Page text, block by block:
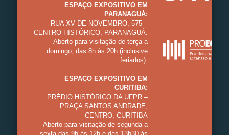
ESPAÇO EXPOSITIVO EM
PARANAGUÁ:
RUA XV DE NOVEMBRO, 575 –
CENTRO HISTÓRICO, PARANAGUÁ.
Aberto para visitação de terça a
domingo, das 8h às 20h (inclusive
feriados).
ESPAÇO EXPOSITIVO EM
CURITIBA:
PRÉDIO HISTÓRICO DA UFPR –
PRAÇA SANTOS ANDRADE,
CENTRO, CURITIBA
Aberto para visitação de segunda a